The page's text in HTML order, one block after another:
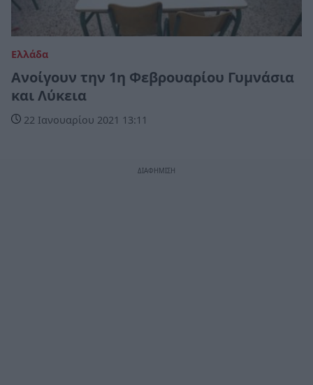
Ελλάδα
Ανοίγουν την 1η Φεβρουαρίου Γυμνάσια
και Λύκεια
22 Ιανουαρίου 2021 13:11